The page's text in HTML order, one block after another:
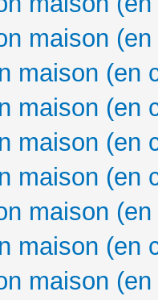
maison
maison (en
maison (en
maison (en
maison (en
maison
maison (en
maison